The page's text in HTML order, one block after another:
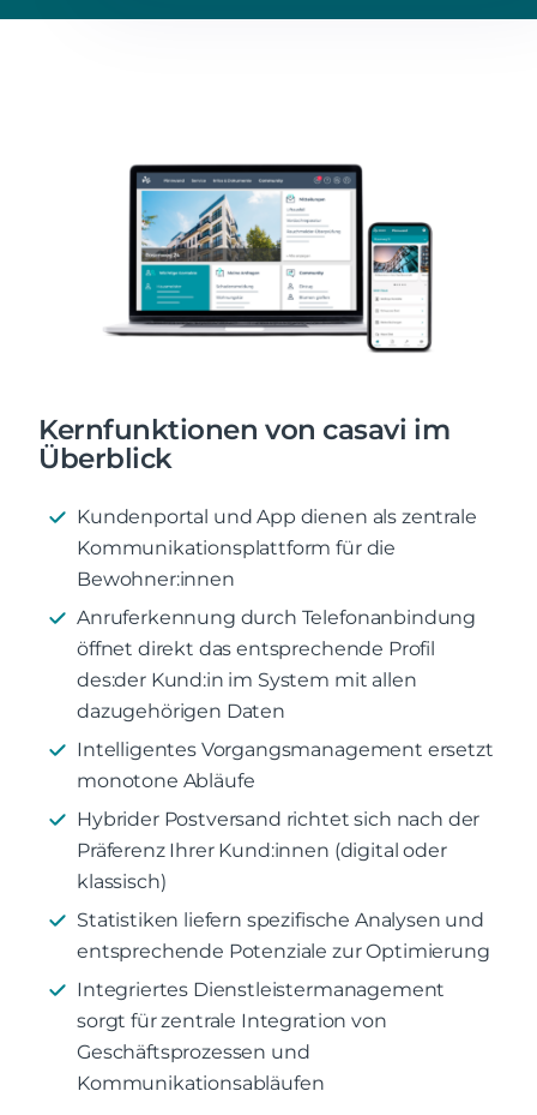
Kernfunktionen von casavi im
Überblick
Kundenportal und App dienen als zentrale
Kommunikationsplattform für die
Bewohner:innen
Anruferkennung durch Telefonanbindung
öffnet direkt das entsprechende Profil
des:der Kund:in im System mit allen
dazugehörigen Daten
Intelligentes Vorgangsmanagement ersetzt
monotone Abläufe
Hybrider Postversand richtet sich nach der
Präferenz Ihrer Kund:innen (digital oder
klassisch)
Statistiken liefern spezifische Analysen und
entsprechende Potenziale zur Optimierung
Integriertes Dienstleistermanagement
sorgt für zentrale Integration von
Geschäftsprozessen und
Kommunikationsabläufen